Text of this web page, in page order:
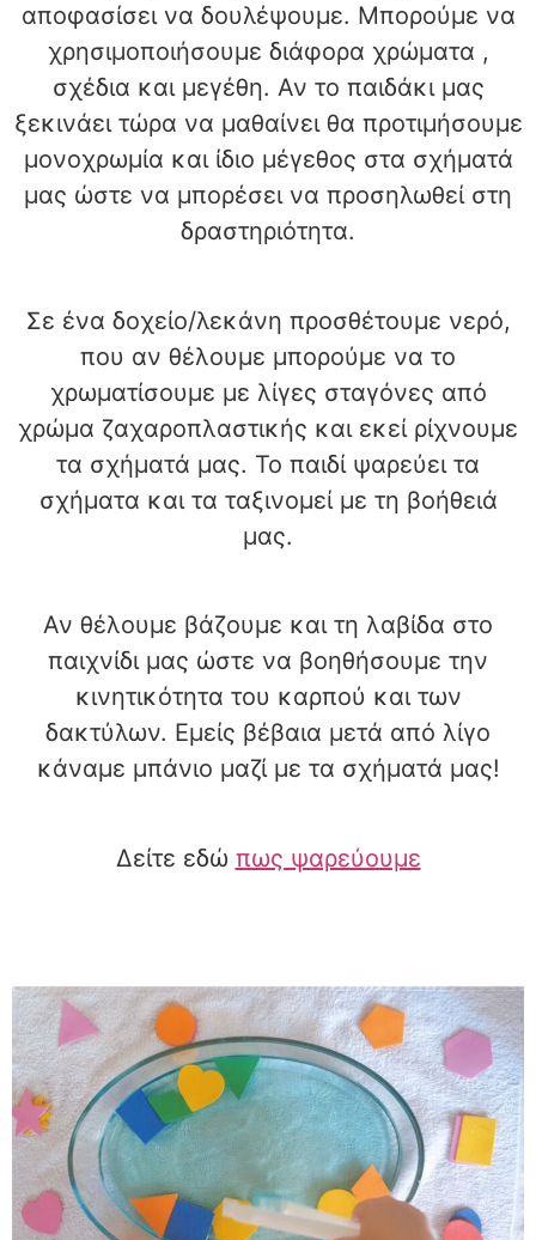
αποφασίσει να δουλέψουμε. Μπορούμε να
χρησιμοποιήσουμε διάφορα χρώματα ,
σχέδια και μεγέθη. Αν το παιδάκι μας
ξεκινάει τώρα να μαθαίνει θα προτιμήσουμε
μονοχρωμία και ίδιο μέγεθος στα σχήματά
μας ώστε να μπορέσει να προσηλωθεί στη
δραστηριότητα.
Σε ένα δοχείο/λεκάνη προσθέτουμε νερό,
που αν θέλουμε μπορούμε να το
χρωματίσουμε με λίγες σταγόνες από
χρώμα ζαχαροπλαστικής και εκεί ρίχνουμε
τα σχήματά μας. Το παιδί ψαρεύει τα
σχήματα και τα ταξινομεί με τη βοήθειά
μας.
Αν θέλουμε βάζουμε και τη λαβίδα στο
παιχνίδι μας ώστε να βοηθήσουμε την
κινητικότητα του καρπού και των
δακτύλων. Εμείς βέβαια μετά από λίγο
κάναμε μπάνιο μαζί με τα σχήματά μας!
Δείτε εδώ πως ψαρεύουμε